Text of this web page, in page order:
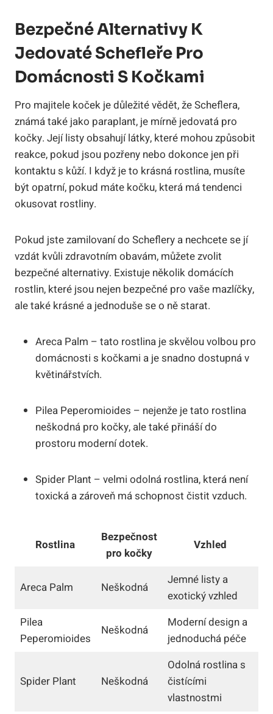
Bezpečné Alternativy K
Jedovaté Schefleře Pro
Domácnosti S Kočkami
Pro majitele koček je důležité vědět, že Scheflera,
známá také jako paraplant, je mírně jedovatá pro
kočky. Její listy obsahují látky, které mohou způsobit
reakce, pokud jsou pozřeny nebo dokonce jen při
kontaktu s kůží. I když je to krásná rostlina, musíte
být opatrní, pokud máte kočku, která má tendenci
okusovat rostliny.
Pokud jste zamilovaní do Scheflery a nechcete se jí
vzdát kvůli zdravotním obavám, můžete zvolit
bezpečné alternativy. Existuje několik domácích
rostlin, které jsou nejen bezpečné pro vaše mazlíčky,
ale také krásné a jednoduše se o ně starat.
Areca Palm – tato rostlina je skvělou volbou pro
domácnosti s kočkami a je snadno dostupná v
květinářstvích.
Pilea Peperomioides – nejenže je tato rostlina
neškodná pro kočky, ale také přináší do
prostoru moderní dotek.
Spider Plant – velmi odolná rostlina, která není
toxická a zároveň má schopnost čistit vzduch.
Rostlina
Bezpečnost
pro kočky
Vzhled
Areca Palm Neškodná
Jemné listy a
exotický vzhled
Pilea
Peperomioides
Neškodná
Moderní design a
jednoduchá péče
Spider Plant Neškodná
Odolná rostlina s
čistícími
vlastnostmi